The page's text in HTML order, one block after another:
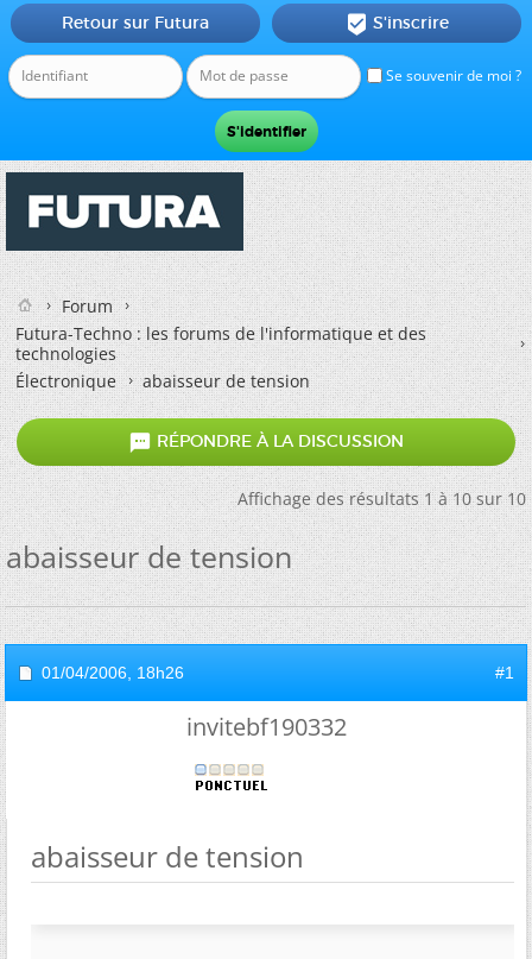
Se souvenir de moi ?
Retour sur Futura  S'inscrire
Forum
Futura-Techno : les forums de l'informatique et des
technologies
Électronique
abaisseur de tension
 RÉPONDRE À LA DISCUSSION
Affichage des résultats 1 à 10 sur 10
abaisseur de tension
01/04/2006, 18h26 #1
invitebf190332
abaisseur de tension